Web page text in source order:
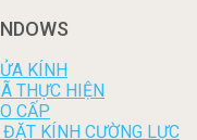
KÍNH
THỰC HIỆN
CẤP
KÍNH CƯỜNG LỰC